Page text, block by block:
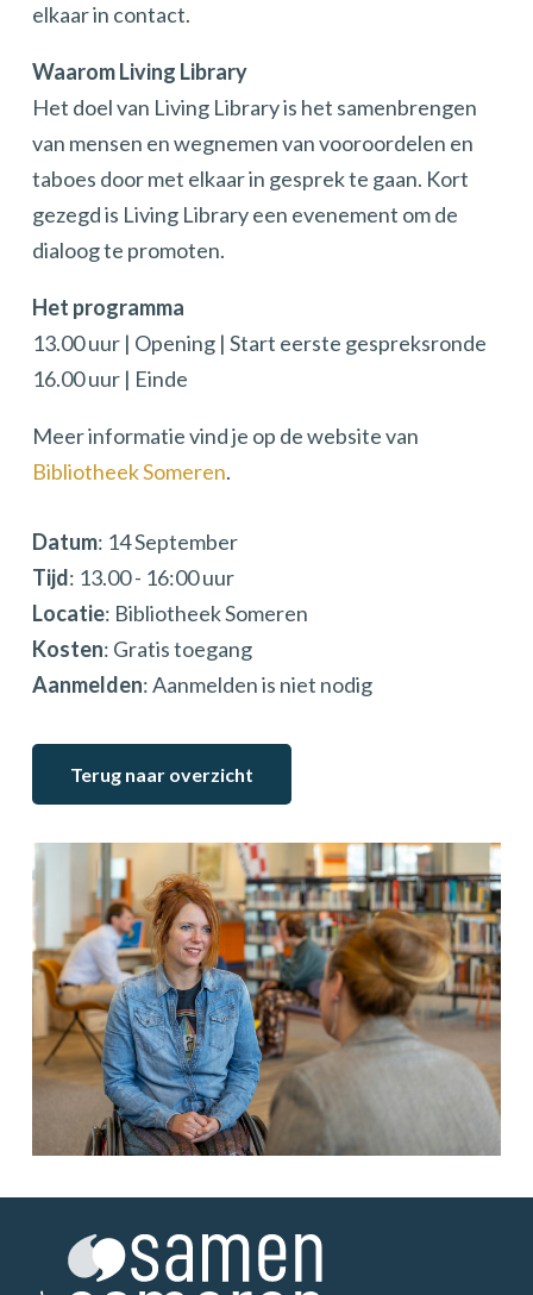
elkaar in contact.
Waarom Living Library
Het doel van Living Library is het samenbrengen
van mensen en wegnemen van vooroordelen en
taboes door met elkaar in gesprek te gaan. Kort
gezegd is Living Library een evenement om de
dialoog te promoten.
Het programma
13.00 uur | Opening | Start eerste gespreksronde
16.00 uur | Einde
Meer informatie vind je op de website van
Bibliotheek Someren.
Datum: 14 September
Tijd: 13.00 - 16:00 uur
Locatie: Bibliotheek Someren
Kosten: Gratis toegang
Aanmelden: Aanmelden is niet nodig
Terug naar overzicht